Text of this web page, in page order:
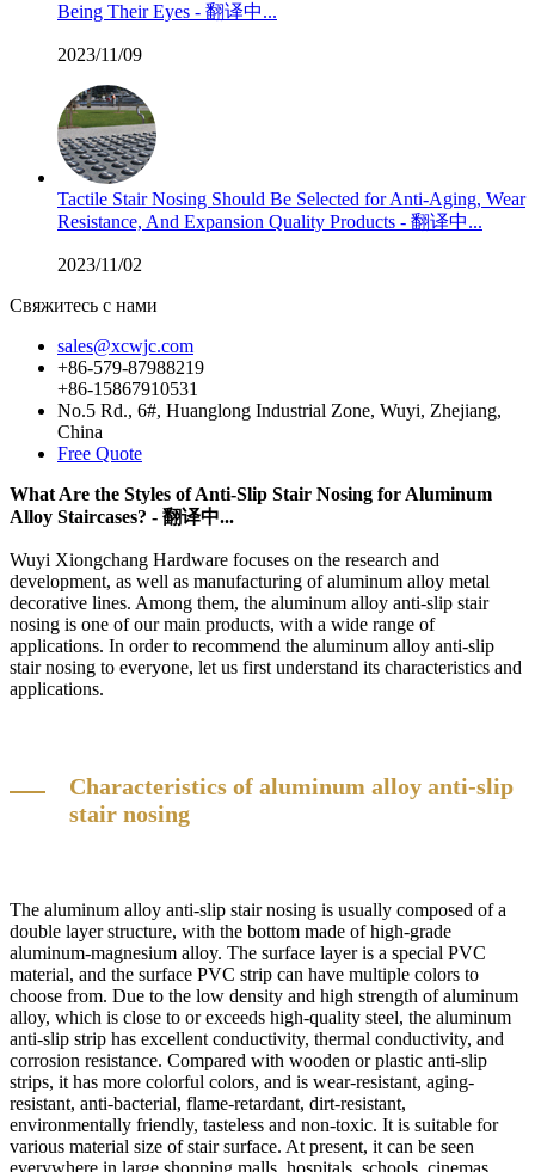
Being Their Eyes - 翻译中...
2023/11/09
Tactile Stair Nosing Should Be Selected for Anti-Aging, Wear
Resistance, And Expansion Quality Products - 翻译中...
2023/11/02
Свяжитесь с нами
sales@xcwjc.com
+86-579-87988219
+86-15867910531
No.5 Rd., 6#, Huanglong Industrial Zone, Wuyi, Zhejiang,
China
Free Quote
What Are the Styles of Anti-Slip Stair Nosing for Aluminum
Alloy Staircases? - 翻译中...
Wuyi Xiongchang Hardware focuses on the research and
development, as well as manufacturing of aluminum alloy metal
decorative lines. Among them, the aluminum alloy anti-slip stair
nosing is one of our main products, with a wide range of
applications. In order to recommend the aluminum alloy anti-slip
stair nosing to everyone, let us first understand its characteristics and
applications.
Characteristics of aluminum alloy anti-slip
stair nosing
The aluminum alloy anti-slip stair nosing is usually composed of a
double layer structure, with the bottom made of high-grade
aluminum-magnesium alloy. The surface layer is a special PVC
material, and the surface PVC strip can have multiple colors to
choose from. Due to the low density and high strength of aluminum
alloy, which is close to or exceeds high-quality steel, the aluminum
anti-slip strip has excellent conductivity, thermal conductivity, and
corrosion resistance. Compared with wooden or plastic anti-slip
strips, it has more colorful colors, and is wear-resistant, aging-
resistant, anti-bacterial, flame-retardant, dirt-resistant,
environmentally friendly, tasteless and non-toxic. It is suitable for
various material size of stair surface. At present, it can be seen